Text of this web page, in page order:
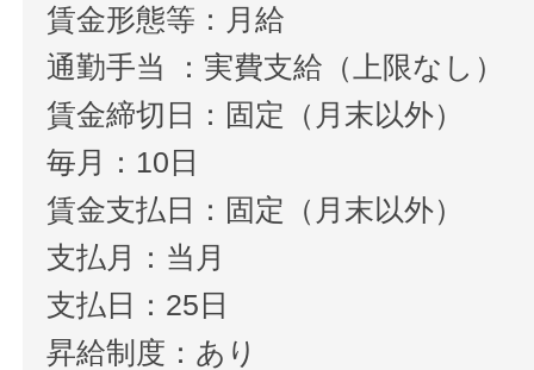
賃金形態等：月給
通勤手当 ：実費支給（上限なし）
賃金締切日：固定（月末以外）
毎月：10日
賃金支払日：固定（月末以外）
支払月：当月
支払日：25日
昇給制度：あり